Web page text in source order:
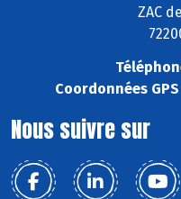
ZAC
Coordonnées GPS
Nous suivre sur